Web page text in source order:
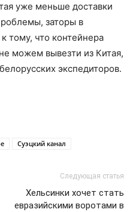
уже меньше доставки
заторы в
тому, что контейнера
можем вывезти из Китая,
экспедиторов.
Суэцкий канал
Следующая статья
Хельсинки хочет стать
евразийскими воротами в